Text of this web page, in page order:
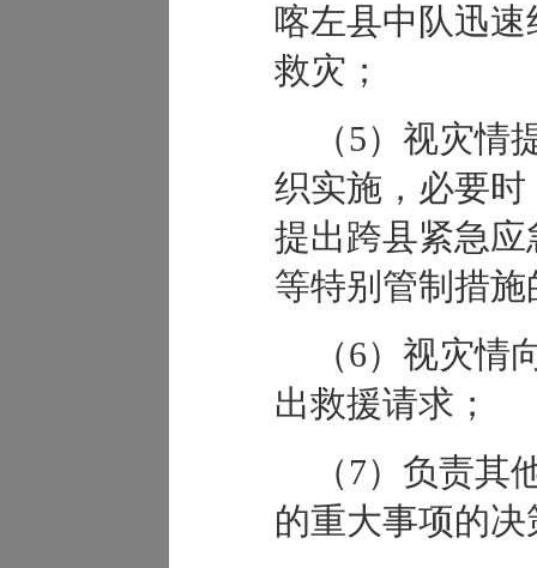
喀左县中队迅
救灾；
（5）视灾情
织实施，必要
提出跨县紧急
等特别管制措施
（6）视灾情
出救援请求；
（7）负责其
的重大事项的决